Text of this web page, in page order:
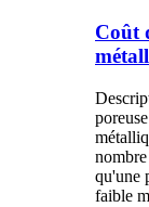
Coût
qu'une
faible